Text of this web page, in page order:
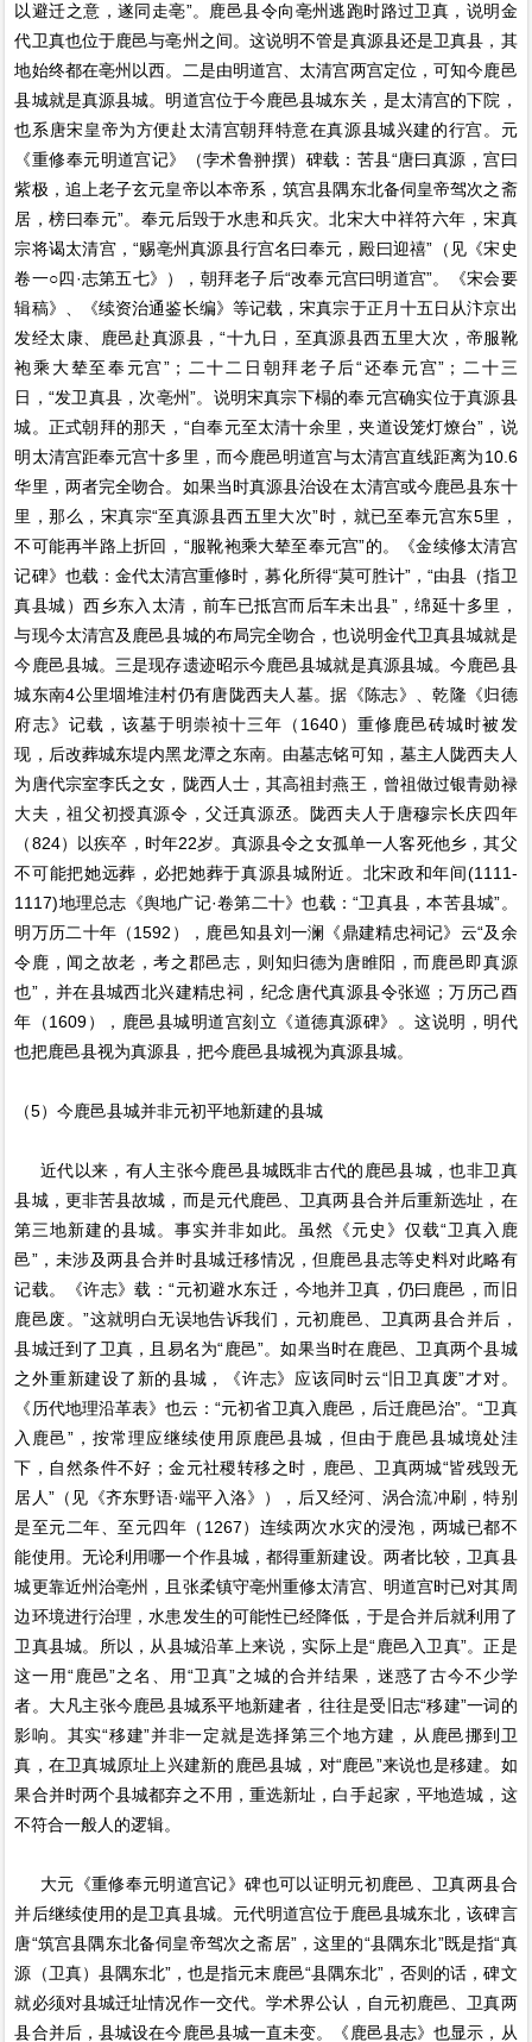
以避迁之意，遂同走亳”。鹿邑县令向亳州逃跑时路过卫真，说明金
代卫真也位于鹿邑与亳州之间。这说明不管是真源县还是卫真县，其
地始终都在亳州以西。二是由明道宫、太清宫两宫定位，可知今鹿邑
县城就是真源县城。明道宫位于今鹿邑县城东关，是太清宫的下院，
也系唐宋皇帝为方便赴太清宫朝拜特意在真源县城兴建的行宫。元
《重修奉元明道宫记》（孛术鲁翀撰）碑载：苦县“唐曰真源，宫曰
紫极，追上老子玄元皇帝以本帝系，筑宫县隅东北备伺皇帝驾次之斋
居，榜曰奉元”。奉元后毁于水患和兵灾。北宋大中祥符六年，宋真
宗将谒太清宫，“赐亳州真源县行宫名曰奉元，殿曰迎禧”（见《宋史
卷一○四·志第五七》），朝拜老子后“改奉元宫曰明道宫”。《宋会要
辑稿》、《续资治通鉴长编》等记载，宋真宗于正月十五日从汴京出
发经太康、鹿邑赴真源县，“十九日，至真源县西五里大次，帝服靴
袍乘大辇至奉元宫”；二十二日朝拜老子后“还奉元宫”；二十三
日，“发卫真县，次亳州”。说明宋真宗下榻的奉元宫确实位于真源县
城。正式朝拜的那天，“自奉元至太清十余里，夹道设笼灯燎台”，说
明太清宫距奉元宫十多里，而今鹿邑明道宫与太清宫直线距离为10.6
华里，两者完全吻合。如果当时真源县治设在太清宫或今鹿邑县东十
里，那么，宋真宗“至真源县西五里大次”时，就已至奉元宫东5里，
不可能再半路上折回，“服靴袍乘大辇至奉元宫”的。《金续修太清宫
记碑》也载：金代太清宫重修时，募化所得“莫可胜计”，“由县（指卫
真县城）西乡东入太清，前车已抵宫而后车未出县”，绵延十多里，
与现今太清宫及鹿邑县城的布局完全吻合，也说明金代卫真县城就是
今鹿邑县城。三是现存遗迹昭示今鹿邑县城就是真源县城。今鹿邑县
城东南4公里堌堆洼村仍有唐陇西夫人墓。据《陈志》、乾隆《归德
府志》记载，该墓于明崇祯十三年（1640）重修鹿邑砖城时被发
现，后改葬城东堤内黑龙潭之东南。由墓志铭可知，墓主人陇西夫人
为唐代宗室李氏之女，陇西人士，其高祖封燕王，曾祖做过银青勋禄
大夫，祖父初授真源令，父迁真源丞。陇西夫人于唐穆宗长庆四年
（824）以疾卒，时年22岁。真源县令之女孤单一人客死他乡，其父
不可能把她远葬，必把她葬于真源县城附近。北宋政和年间(1111-
1117)地理总志《舆地广记·卷第二十》也载：“卫真县，本苦县城”。
明万历二十年（1592），鹿邑知县刘一澜《鼎建精忠祠记》云“及余
令鹿，闻之故老，考之郡邑志，则知归德为唐睢阳，而鹿邑即真源
也”，并在县城西北兴建精忠祠，纪念唐代真源县令张巡；万历己酉
年（1609），鹿邑县城明道宫刻立《道德真源碑》。这说明，明代
也把鹿邑县视为真源县，把今鹿邑县城视为真源县城。
（5）今鹿邑县城并非元初平地新建的县城
近代以来，有人主张今鹿邑县城既非古代的鹿邑县城，也非卫真
县城，更非苦县故城，而是元代鹿邑、卫真两县合并后重新选址，在
第三地新建的县城。事实并非如此。虽然《元史》仅载“卫真入鹿
邑”，未涉及两县合并时县城迁移情况，但鹿邑县志等史料对此略有
记载。《许志》载：“元初避水东迁，今地并卫真，仍曰鹿邑，而旧
鹿邑废。”这就明白无误地告诉我们，元初鹿邑、卫真两县合并后，
县城迁到了卫真，且易名为“鹿邑”。如果当时在鹿邑、卫真两个县城
之外重新建设了新的县城，《许志》应该同时云“旧卫真废”才对。
《历代地理沿革表》也云：“元初省卫真入鹿邑，后迁鹿邑治”。“卫真
入鹿邑”，按常理应继续使用原鹿邑县城，但由于鹿邑县城境处洼
下，自然条件不好；金元社稷转移之时，鹿邑、卫真两城“皆残毁无
居人”（见《齐东野语·端平入洛》），后又经河、涡合流冲刷，特别
是至元二年、至元四年（1267）连续两次水灾的浸泡，两城已都不
能使用。无论利用哪一个作县城，都得重新建设。两者比较，卫真县
城更靠近州治亳州，且张柔镇守亳州重修太清宫、明道宫时已对其周
边环境进行治理，水患发生的可能性已经降低，于是合并后就利用了
卫真县城。所以，从县城沿革上来说，实际上是“鹿邑入卫真”。正是
这一用“鹿邑”之名、用“卫真”之城的合并结果，迷惑了古今不少学
者。大凡主张今鹿邑县城系平地新建者，往往是受旧志“移建”一词的
影响。其实“移建”并非一定就是选择第三个地方建，从鹿邑挪到卫
真，在卫真城原址上兴建新的鹿邑县城，对“鹿邑”来说也是移建。如
果合并时两个县城都弃之不用，重选新址，白手起家，平地造城，这
不符合一般人的逻辑。
大元《重修奉元明道宫记》碑也可以证明元初鹿邑、卫真两县合
并后继续使用的是卫真县城。元代明道宫位于鹿邑县城东北，该碑言
唐“筑宫县隅东北备伺皇帝驾次之斋居”，这里的“县隅东北”既是指“真
源（卫真）县隅东北”，也是指元末鹿邑“县隅东北”，否则的话，碑文
就必须对县城迁址情况作一交代。学术界公认，自元初鹿邑、卫真两
县合并后，县城设在今鹿邑县城一直未变。《鹿邑县志》也显示，从